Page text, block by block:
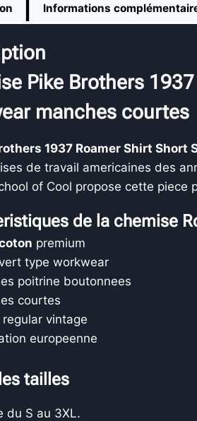
Informations
Pike Brothers
manches courtes
1937 Roamer Shirt Short
de travail americaines des
of Cool propose cette
de la chemise
premium
type workwear
poitrine boutonnees
courtes
regular vintage
europeenne
tailles
du S au 3XL.